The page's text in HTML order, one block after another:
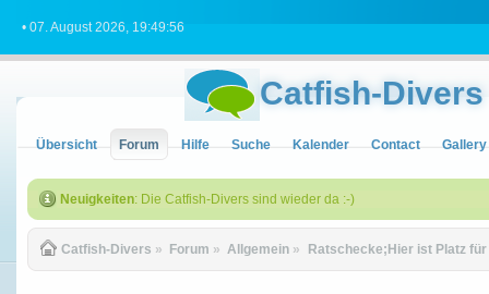
• 07. August 2026, 19:49:56
Catfish-Divers
Übersicht Forum Hilfe Suche Kalender Contact Gallery
Neuigkeiten: Die Catfish-Divers sind wieder da :-)
Catfish-Divers » Forum » Allgemein » Ratschecke;Hier ist Platz